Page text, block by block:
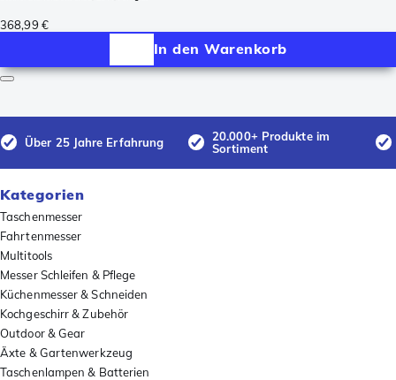
368,99 €
In den Warenkorb
Über 25 Jahre Erfahrung
20.000+ Produkte im
Sortiment
Kategorien
Taschenmesser
Fahrtenmesser
Multitools
Messer Schleifen & Pflege
Küchenmesser & Schneiden
Kochgeschirr & Zubehör
Outdoor & Gear
Äxte & Gartenwerkzeug
Taschenlampen & Batterien